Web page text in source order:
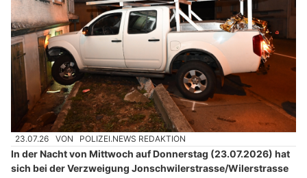
23.07.26 VON POLIZEI.NEWS REDAKTION
In der Nacht von Mittwoch auf Donnerstag (23.07.2026) hat
sich bei der Verzweigung Jonschwilerstrasse/Wilerstrasse